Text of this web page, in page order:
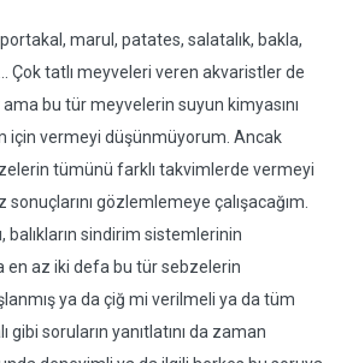
portakal, marul, patates, salatalık, bakla,
Çok tatlı meyveleri veren akvaristler de
bu tür meyvelerin suyun kimyasını
için vermeyi düşünmüyorum. Ancak
tümünü farklı takvimlerde vermeyi
gözlemlemeye çalışacağım.
balıkların sindirim sistemlerinin
en az iki defa bu tür sebzelerin
ya da çiğ mi verilmeli ya da tüm
gibi soruların yanıtlatını da zaman